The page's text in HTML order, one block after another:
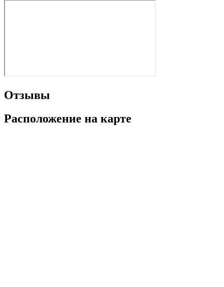
Отзывы
Расположение на карте